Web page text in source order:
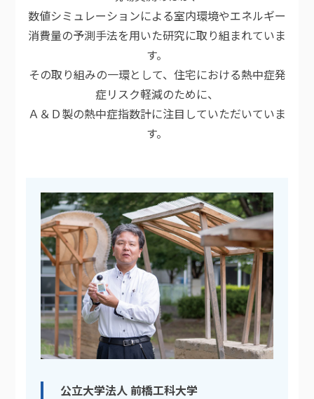
数値シミュレーションによる室内環境やエネルギー
消費量の予測手法を用いた研究に取り組まれていま
す。
その取り組みの一環として、住宅における熱中症発
症リスク軽減のために、
Ａ＆Ｄ製の熱中症指数計に注目していただいていま
す。
公立大学法人 前橋工科大学